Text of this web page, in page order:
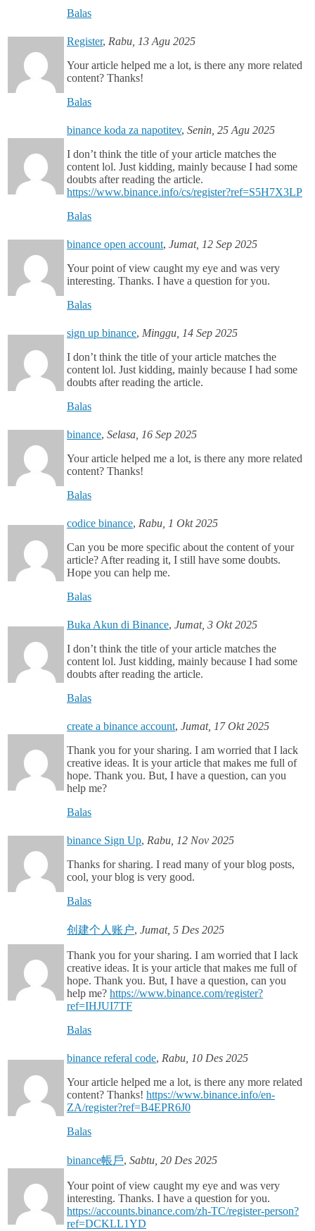
Balas
Register, Rabu, 13 Agu 2025
Your article helped me a lot, is there any more related
content? Thanks!
Balas
binance koda za napotitev, Senin, 25 Agu 2025
I don’t think the title of your article matches the
content lol. Just kidding, mainly because I had some
doubts after reading the article.
https://www.binance.info/cs/register?ref=S5H7X3LP
Balas
binance open account, Jumat, 12 Sep 2025
Your point of view caught my eye and was very
interesting. Thanks. I have a question for you.
Balas
sign up binance, Minggu, 14 Sep 2025
I don’t think the title of your article matches the
content lol. Just kidding, mainly because I had some
doubts after reading the article.
Balas
binance, Selasa, 16 Sep 2025
Your article helped me a lot, is there any more related
content? Thanks!
Balas
codice binance, Rabu, 1 Okt 2025
Can you be more specific about the content of your
article? After reading it, I still have some doubts.
Hope you can help me.
Balas
Buka Akun di Binance, Jumat, 3 Okt 2025
I don’t think the title of your article matches the
content lol. Just kidding, mainly because I had some
doubts after reading the article.
Balas
create a binance account, Jumat, 17 Okt 2025
Thank you for your sharing. I am worried that I lack
creative ideas. It is your article that makes me full of
hope. Thank you. But, I have a question, can you
help me?
Balas
binance Sign Up, Rabu, 12 Nov 2025
Thanks for sharing. I read many of your blog posts,
cool, your blog is very good.
Balas
创建个人账户, Jumat, 5 Des 2025
Thank you for your sharing. I am worried that I lack
creative ideas. It is your article that makes me full of
hope. Thank you. But, I have a question, can you
help me? https://www.binance.com/register?
ref=IHJUI7TF
Balas
binance referal code, Rabu, 10 Des 2025
Your article helped me a lot, is there any more related
content? Thanks! https://www.binance.info/en-
ZA/register?ref=B4EPR6J0
Balas
binance帳戶, Sabtu, 20 Des 2025
Your point of view caught my eye and was very
interesting. Thanks. I have a question for you.
https://accounts.binance.com/zh-TC/register-person?
ref=DCKLL1YD